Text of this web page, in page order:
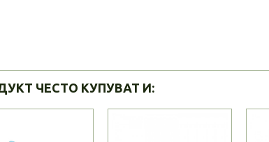
ЧЕСТО КУПУВАТ И: